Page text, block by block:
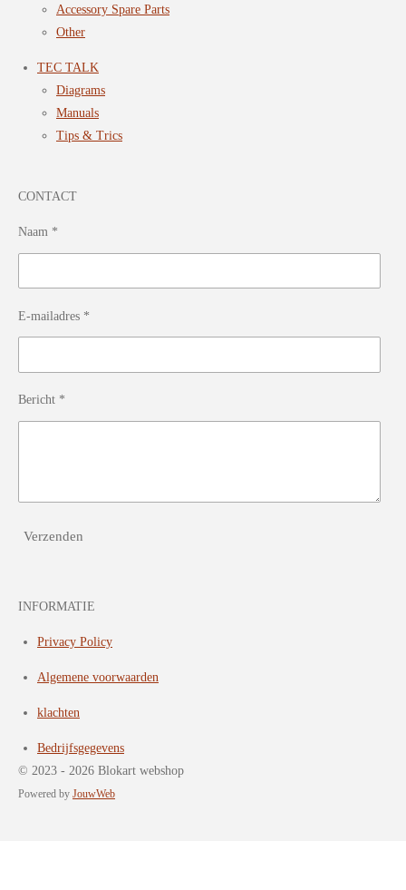
Accessory Spare Parts
Other
TEC TALK
Diagrams
Manuals
Tips & Trics
CONTACT
Naam *
E-mailadres *
Bericht *
Verzenden
INFORMATIE
Privacy Policy
Algemene voorwaarden
klachten
Bedrijfsgegevens
© 2023 - 2026 Blokart webshop
Powered by JouwWeb